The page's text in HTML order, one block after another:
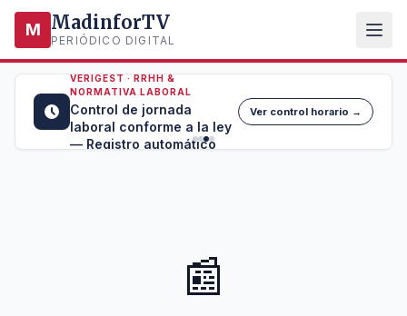
M MadinforTV
PERIÓDICO DIGITAL
VERIGEST · RRHH &
NORMATIVA LABORAL
Control de jornada
laboral conforme a la ley
— Registro automático
Ver control horario →
📰